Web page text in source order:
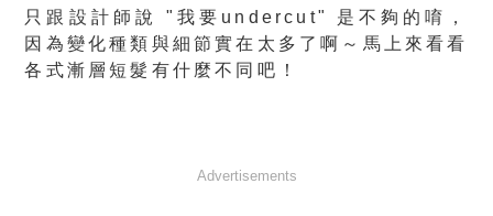
只跟設計師說 "我要undercut" 是不夠的唷，
因為變化種類與細節實在太多了啊～馬上來看看
各式漸層短髮有什麼不同吧！
Advertisements